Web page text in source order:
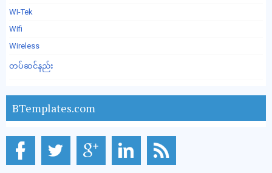
WI-Tek
Wifi
Wireless
တပ်ဆင်နည်း
BTemplates.com